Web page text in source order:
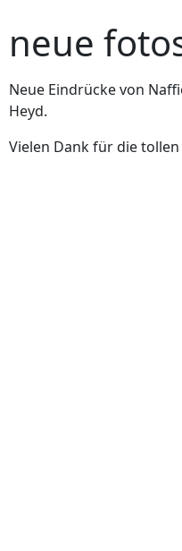
neue
Neue Eindrücke von
Heyd.
Vielen Dank für die